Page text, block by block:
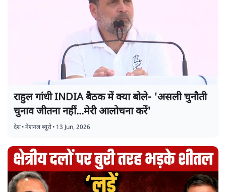
राहुल गांधी INDIA बैठक में क्या बोले- 'असली चुनौती
चुनाव जीतना नहीं...मेरी आलोचना करें'
देश•नेशनल ब्यूरो• 13 Jun, 2026